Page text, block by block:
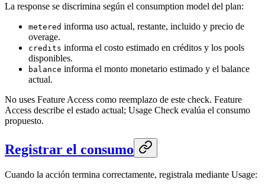
La response se discrimina según el consumption model del plan:
metered informa uso actual, restante, incluido y precio de
overage.
credits informa el costo estimado en créditos y los pools
disponibles.
balance informa el monto monetario estimado y el balance
actual.
No uses Feature Access como reemplazo de este check. Feature
Access describe el estado actual; Usage Check evalúa el consumo
propuesto.
Registrar el consumo
Cuando la acción termina correctamente, registrala mediante Usage: